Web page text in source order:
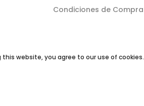
Condiciones de Compra
website, you agree to our use of cookies.